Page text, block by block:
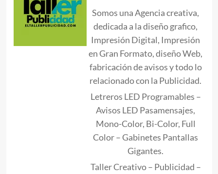
Somos una Agencia creativa,
dedicada a la diseño grafico,
Impresión Digital, Impresión
en Gran Formato, diseño Web,
fabricación de avisos y todo lo
relacionado con la Publicidad.
Letreros LED Programables –
Avisos LED Pasamensajes,
Mono-Color, Bi-Color, Full
Color – Gabinetes Pantallas
Gigantes.
Taller Creativo – Publicidad –